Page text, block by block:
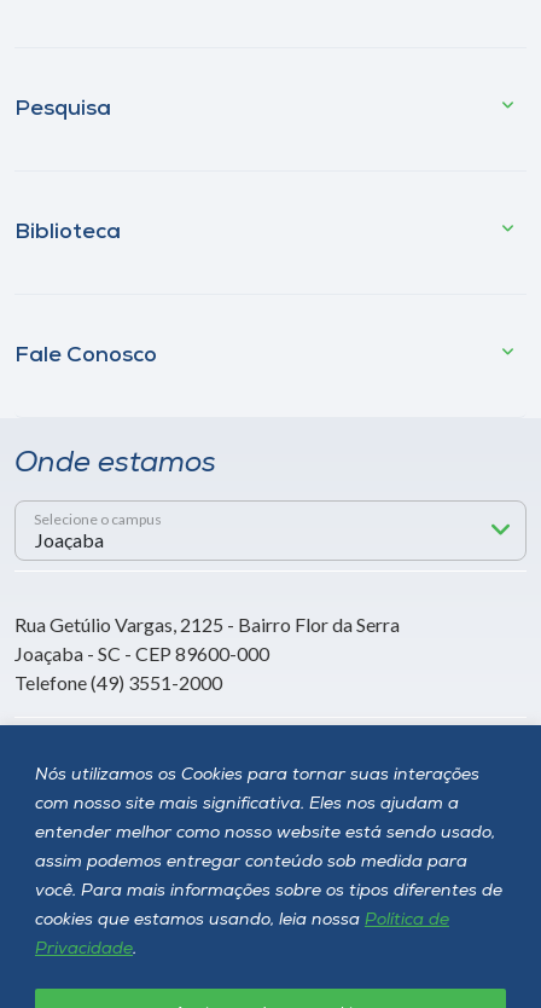
Nós utilizamos os Cookies para tornar suas interações
com nosso site mais significativa. Eles nos ajudam a
entender melhor como nosso website está sendo usado,
assim podemos entregar conteúdo sob medida para
você. Para mais informações sobre os tipos diferentes de
cookies que estamos usando, leia nossa Política de
Privacidade.
Pesquisa
Biblioteca
Fale Conosco
Onde estamos
Selecione o campus
Rua Getúlio Vargas, 2125 - Bairro Flor da Serra
Joaçaba - SC - CEP 89600-000
Telefone (49) 3551-2000
Siga a Unoesc